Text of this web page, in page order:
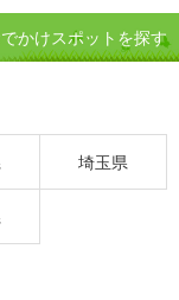
かけスポットを探す
埼玉県